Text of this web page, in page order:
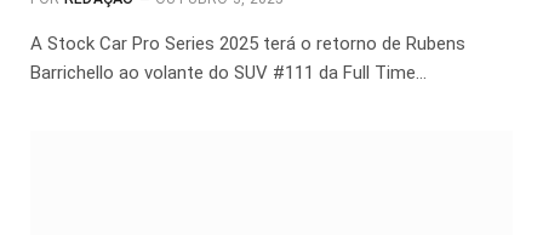
A Stock Car Pro Series 2025 terá o retorno de Rubens
Barrichello ao volante do SUV #111 da Full Time…